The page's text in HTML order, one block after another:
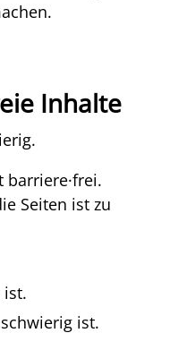
Inhalte
barriere·frei.
Seiten ist zu
ist.
ist.